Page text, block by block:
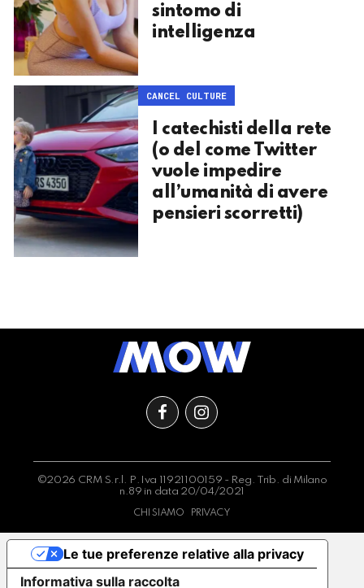
sintomo di
intelligenza
CANCEL CULTURE
I catechisti della rete
(o del come Twitter
vuole impedire
all’umanità di avere
pensieri scorretti)
©2026 CRM S.r.l. P.Iva 11921100159 - Reg. Trib. di Milano
n.89 in data 20/04/2021
CHI SIAMO PRIVACY
Informativa sulla raccolta
Le tue preferenze relative alla privacy